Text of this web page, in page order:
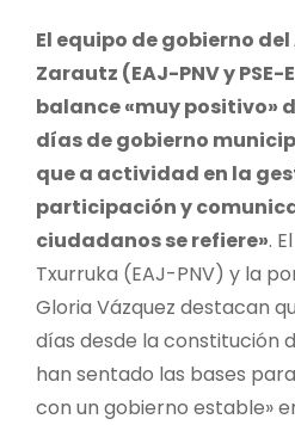
El equipo de gobierno
Zarautz (EAJ-PNV y
balance «muy positivo»
días de gobierno
que a actividad en la
participación y
ciudadanos se refiere».
Txurruka (EAJ-PNV) y la
Gloria Vázquez destacan
días desde la constitución
han sentado las bases
con un gobierno estable»